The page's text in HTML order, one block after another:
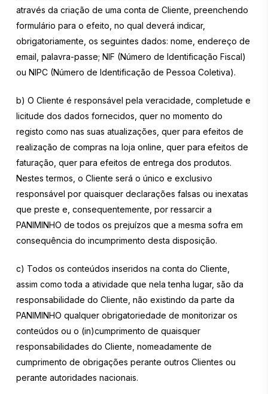
através da criação de uma conta de Cliente, preenchendo
formulário para o efeito, no qual deverá indicar,
obrigatoriamente, os seguintes dados: nome, endereço de
email, palavra-passe; NIF (Número de Identificação Fiscal)
ou NIPC (Número de Identificação de Pessoa Coletiva).
b) O Cliente é responsável pela veracidade, completude e
licitude dos dados fornecidos, quer no momento do
registo como nas suas atualizações, quer para efeitos de
realização de compras na loja online, quer para efeitos de
faturação, quer para efeitos de entrega dos produtos.
Nestes termos, o Cliente será o único e exclusivo
responsável por quaisquer declarações falsas ou inexatas
que preste e, consequentemente, por ressarcir a
PANIMINHO de todos os prejuízos que a mesma sofra em
consequência do incumprimento desta disposição.
c) Todos os conteúdos inseridos na conta do Cliente,
assim como toda a atividade que nela tenha lugar, são da
responsabilidade do Cliente, não existindo da parte da
PANIMINHO qualquer obrigatoriedade de monitorizar os
conteúdos ou o (in)cumprimento de quaisquer
responsabilidades do Cliente, nomeadamente de
cumprimento de obrigações perante outros Clientes ou
perante autoridades nacionais.